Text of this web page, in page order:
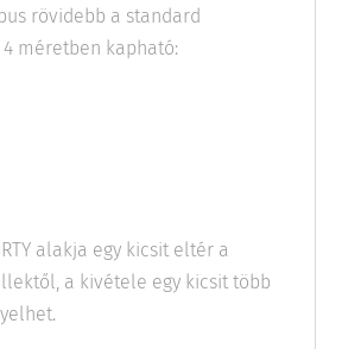
rövidebb a standard
méretben kapható:
alakja egy kicsit eltér a
a kivétele egy kicsit több